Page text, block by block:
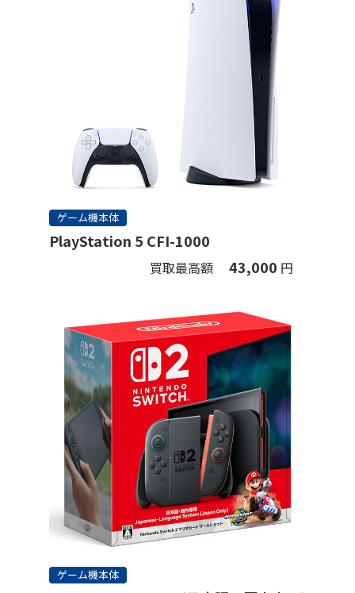
ゲーム機本体
PlayStation 5 CFI-1000
買取最高額 43,000 円
ゲーム機本体